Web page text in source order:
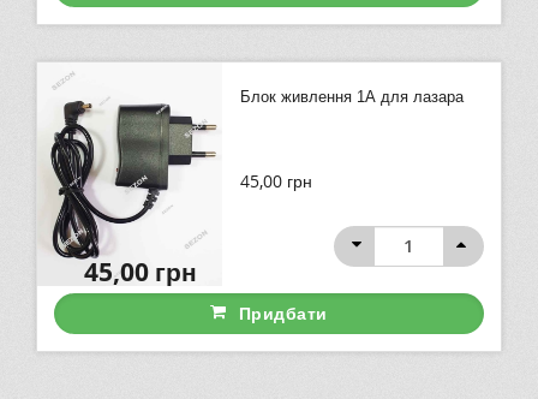
Блок живлення 1А для лазара
45,00 грн
45,00грн
Придбати